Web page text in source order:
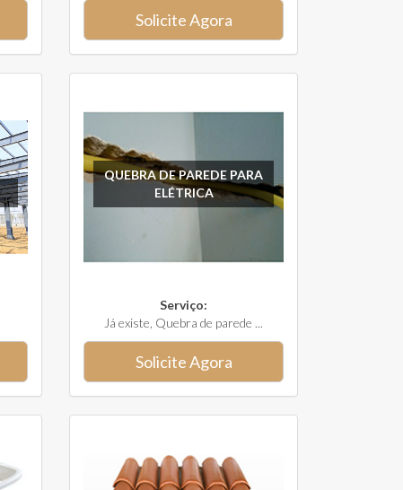
Solicite Agora
QUEBRA DE PAREDE PARA
ELÉTRICA
Serviço:
Já existe, Quebra de parede ...
Solicite Agora